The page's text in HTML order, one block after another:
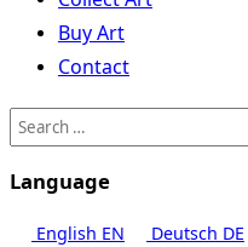
Buy Art
Contact
Search
for:
Language
English EN Deutsch DE